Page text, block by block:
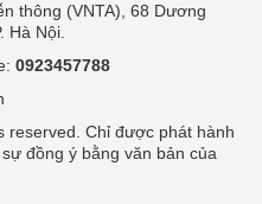
thông (VNTA), 68 Dương
Hà Nội.
0923457788
reserved. Chỉ được phát hành
đồng ý bằng văn bản của